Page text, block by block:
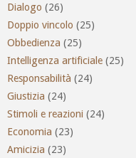
Dialogo (26)
Doppio vincolo (25)
Obbedienza (25)
Intelligenza artificiale (25)
Responsabilità (24)
Giustizia (24)
Stimoli e reazioni (24)
Economia (23)
Amicizia (23)